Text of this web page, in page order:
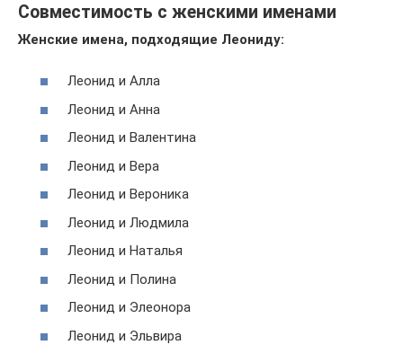
Совместимость с женскими именами
Женские имена, подходящие Леониду:
Леонид и Алла
Леонид и Анна
Леонид и Валентина
Леонид и Вера
Леонид и Вероника
Леонид и Людмила
Леонид и Наталья
Леонид и Полина
Леонид и Элеонора
Леонид и Эльвира